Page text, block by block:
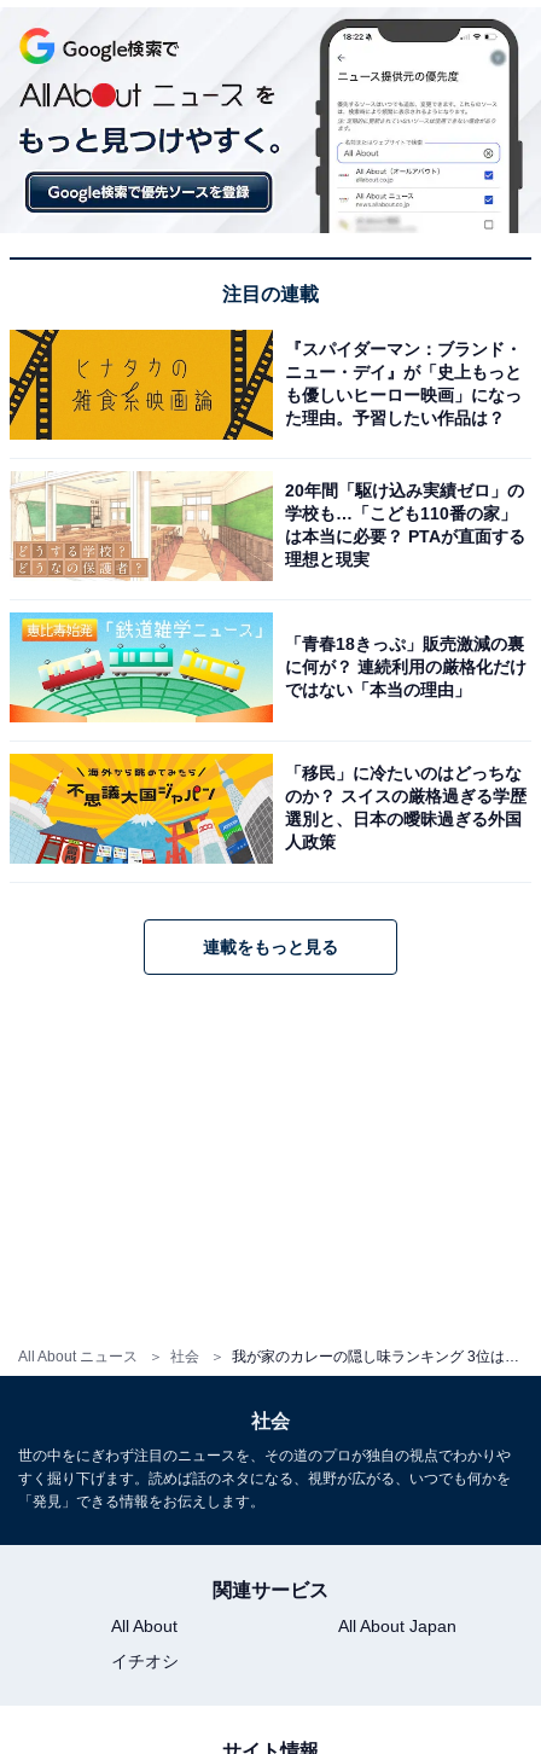
All About ニュース 社会 我が家のカレーの隠し味ランキング 3位は「チョコ」1位は「ソース」では、2位は…？
注目の連載
『スパイダーマン：ブランド・
ニュー・デイ』が「史上もっと
も優しいヒーロー映画」になっ
た理由。予習したい作品は？
20年間「駆け込み実績ゼロ」の
学校も…「こども110番の家」
は本当に必要？ PTAが直面する
理想と現実
「青春18きっぷ」販売激減の裏
に何が？ 連続利用の厳格化だけ
ではない「本当の理由」
「移民」に冷たいのはどっちな
のか？ スイスの厳格過ぎる学歴
選別と、日本の曖昧過ぎる外国
人政策
連載をもっと見る
社会
世の中をにぎわず注目のニュースを、その道のプロが独自の視点でわかりや
すく掘り下げます。読めば話のネタになる、視野が広がる、いつでも何かを
「発見」できる情報をお伝えします。
関連サービス
All About
All About Japan
イチオシ